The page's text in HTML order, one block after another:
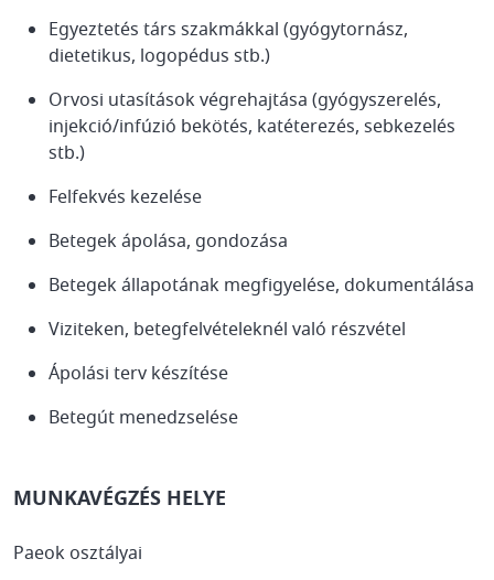
Egyeztetés társ szakmákkal (gyógytornász,
dietetikus, logopédus stb.)
Orvosi utasítások végrehajtása (gyógyszerelés,
injekció/infúzió bekötés, katéterezés, sebkezelés
stb.)
Felfekvés kezelése
Betegek ápolása, gondozása
Betegek állapotának megfigyelése, dokumentálása
Viziteken, betegfelvételeknél való részvétel
Ápolási terv készítése
Betegút menedzselése
MUNKAVÉGZÉS HELYE
Paeok osztályai